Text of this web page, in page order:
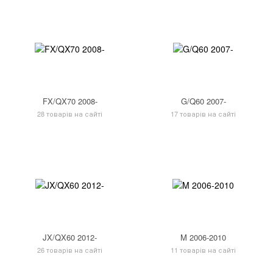
FX/QX70 2008-
28 товарів на сайті
G/Q60 2007-
17 товарів на сайті
JX/QX60 2012-
26 товарів на сайті
M 2006-2010
11 товарів на сайті